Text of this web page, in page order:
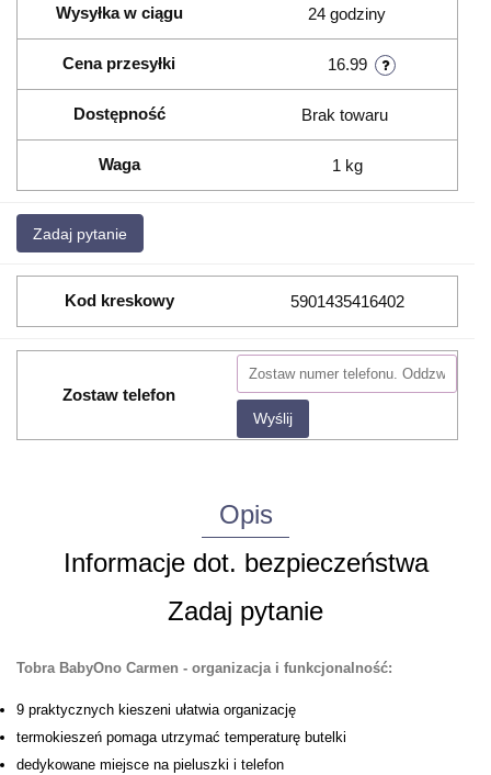
Wysyłka w ciągu 24 godziny
Cena przesyłki 16.99
Dostępność Brak towaru
Waga 1 kg
Zadaj pytanie
Kod kreskowy 5901435416402
Zostaw telefon
Wyślij
Opis
Informacje dot. bezpieczeństwa
Zadaj pytanie
Tobra BabyOno Carmen - organizacja i funkcjonalność:
9 praktycznych kieszeni ułatwia organizację
termokieszeń pomaga utrzymać temperaturę butelki
dedykowane miejsce na pieluszki i telefon